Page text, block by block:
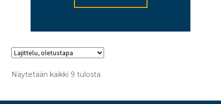
Näytetään kaikki 9 tulosta